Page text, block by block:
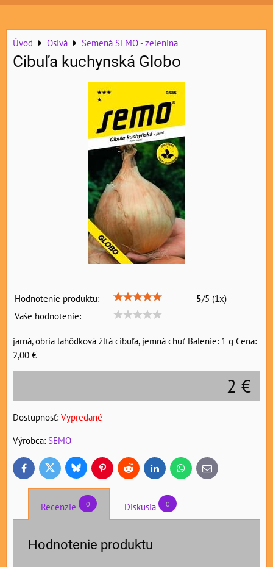
Úvod Osivá Semená SEMO - zelenina
Cibuľa kuchynská Globo
Hodnotenie produktu: 5/5 (1x)
Vaše hodnotenie:
jarná, obria lahôdková žltá cibuľa, jemná chuť Balenie: 1 g Cena:
2,00 €
2 €
Dostupnosť: Vypredané
Výrobca: SEMO
FacebookTwitter BlueskyPinterestReddit LinkedInWhatsApp
E-
mail
Recenzie 0 Diskusia 0
Hodnotenie produktu